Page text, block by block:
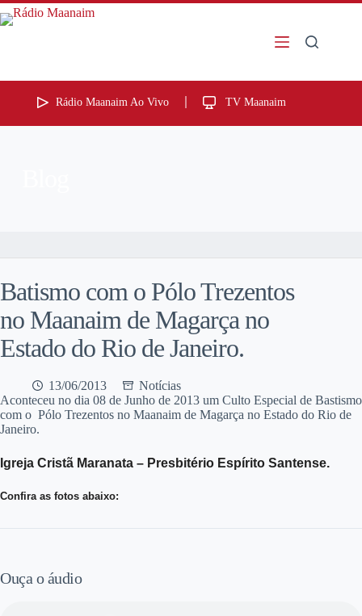
Rádio Maanaim Ao Vivo TV Maanaim
Batismo com o Pólo Trezentos
no Maanaim de Magarça no
Estado do Rio de Janeiro.
13/06/2013
Notícias
Aconteceu no dia 08 de Junho de 2013 um Culto Especial de Bastismo
com o Pólo Trezentos no Maanaim de Magarça no Estado do Rio de
Janeiro.
Igreja Cristã Maranata – Presbitério Espírito Santense.
Confira as fotos abaixo:
Ouça o áudio